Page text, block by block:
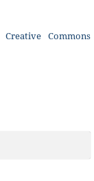
Creative Commons